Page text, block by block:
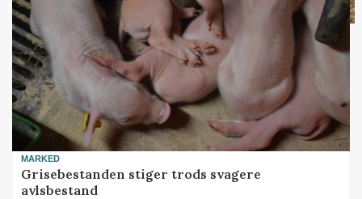
MARKED
Grisebestanden stiger trods svagere
avlsbestand